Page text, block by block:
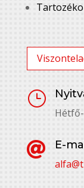
}

E-